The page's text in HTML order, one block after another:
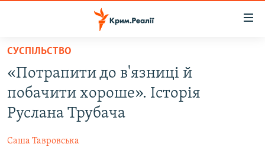
Перейти
основного
матеріалу
Перейти
до
основної
ВОДА.КРИМ
ВІДЕО ТА ФОТО
БЛОГИ
СУСПІЛЬСТВО
«Потрапити до в'язниці й
побачити хороше». Історія
Руслана Трубача
Саша Тавровська